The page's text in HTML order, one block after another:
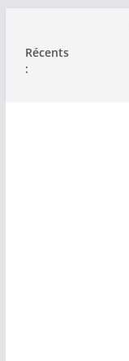
contenu
Récents
: